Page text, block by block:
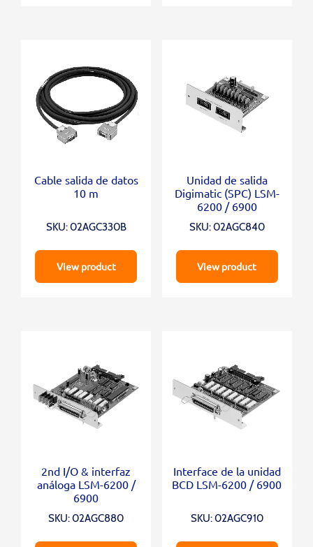
Cable salida de datos
10 m
SKU: 02AGC330B
View product
Unidad de salida
Digimatic (SPC) LSM-
6200 / 6900
SKU: 02AGC840
View product
2nd I/O & interfaz
análoga LSM-6200 /
6900
SKU: 02AGC880
Interface de la unidad
BCD LSM-6200 / 6900
SKU: 02AGC910